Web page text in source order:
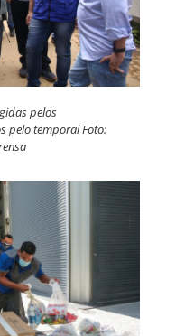
pelos
pelo temporal Foto: